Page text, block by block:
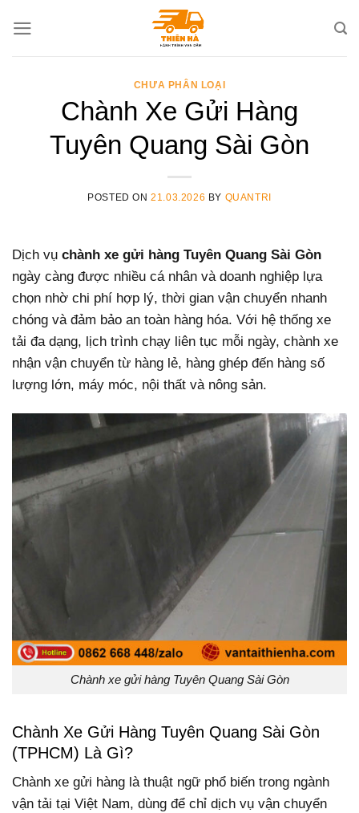
CHƯA PHÂN LOẠI
Chành Xe Gửi Hàng
Tuyên Quang Sài Gòn
POSTED ON21.03.2026 BY QUANTRI
Dịch vụ chành xe gửi hàng Tuyên Quang Sài Gòn
ngày càng được nhiều cá nhân và doanh nghiệp lựa
chọn nhờ chi phí hợp lý, thời gian vận chuyển nhanh
chóng và đảm bảo an toàn hàng hóa. Với hệ thống xe
tải đa dạng, lịch trình chạy liên tục mỗi ngày, chành xe
nhận vận chuyển từ hàng lẻ, hàng ghép đến hàng số
lượng lớn, máy móc, nội thất và nông sản.
Chành xe gửi hàng Tuyên Quang Sài Gòn
Chành Xe Gửi Hàng Tuyên Quang Sài Gòn
(TPHCM) Là Gì?
Chành xe gửi hàng là thuật ngữ phổ biến trong ngành
vận tải tại Việt Nam, dùng để chỉ dịch vụ vận chuyển